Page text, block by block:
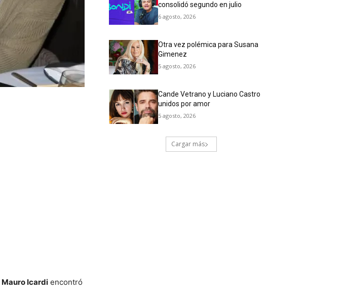
Mauro Icardi encontró
consolidó segundo en julio
6 agosto, 2026
Otra vez polémica para Susana
Gimenez
5 agosto, 2026
Cande Vetrano y Luciano Castro
unidos por amor
5 agosto, 2026
Cargar más